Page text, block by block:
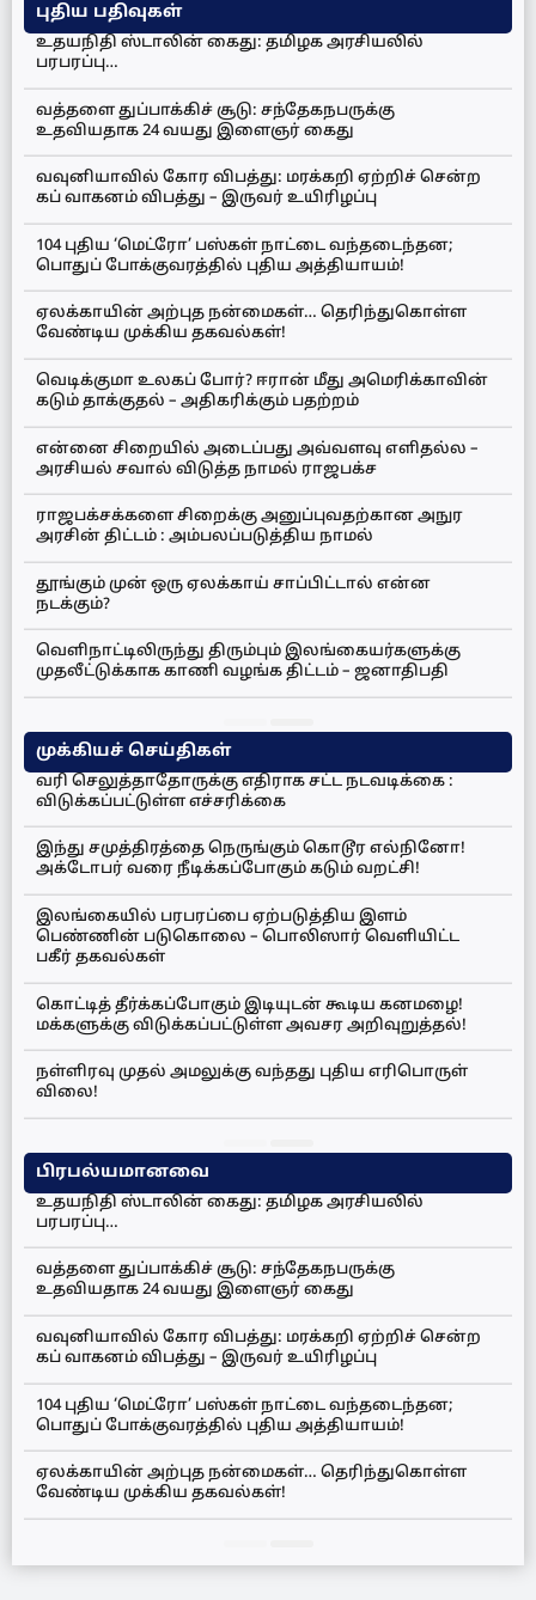
புதிய பதிவுகள்
உதயநிதி ஸ்டாலின் கைது: தமிழக அரசியலில்
பரபரப்பு…
வத்தளை துப்பாக்கிச் சூடு: சந்தேகநபருக்கு
உதவியதாக 24 வயது இளைஞர் கைது
வவுனியாவில் கோர விபத்து: மரக்கறி ஏற்றிச் சென்ற
கப் வாகனம் விபத்து – இருவர் உயிரிழப்பு
104 புதிய ‘மெட்ரோ’ பஸ்கள் நாட்டை வந்தடைந்தன;
பொதுப் போக்குவரத்தில் புதிய அத்தியாயம்!
ஏலக்காயின் அற்புத நன்மைகள்… தெரிந்துகொள்ள
வேண்டிய முக்கிய தகவல்கள்!
வெடிக்குமா உலகப் போர்? ஈரான் மீது அமெரிக்காவின்
கடும் தாக்குதல் – அதிகரிக்கும் பதற்றம்
என்னை சிறையில் அடைப்பது அவ்வளவு எளிதல்ல –
அரசியல் சவால் விடுத்த நாமல் ராஜபக்ச
ராஜபக்சக்களை சிறைக்கு அனுப்புவதற்கான அநுர
அரசின் திட்டம் : அம்பலப்படுத்திய நாமல்
தூங்கும் முன் ஒரு ஏலக்காய் சாப்பிட்டால் என்ன
நடக்கும்?
வெளிநாட்டிலிருந்து திரும்பும் இலங்கையர்களுக்கு
முதலீட்டுக்காக காணி வழங்க திட்டம் – ஜனாதிபதி
முக்கியச் செய்திகள்
வரி செலுத்தாதோருக்கு எதிராக சட்ட நடவடிக்கை :
விடுக்கப்பட்டுள்ள எச்சரிக்கை
இந்து சமுத்திரத்தை நெருங்கும் கொடூர எல்நினோ!
அக்டோபர் வரை நீடிக்கப்போகும் கடும் வறட்சி!
இலங்கையில் பரபரப்பை ஏற்படுத்திய இளம்
பெண்ணின் படுகொலை – பொலிஸார் வெளியிட்ட
பகீர் தகவல்கள்
கொட்டித் தீர்க்கப்போகும் இடியுடன் கூடிய கனமழை!
மக்களுக்கு விடுக்கப்பட்டுள்ள அவசர அறிவுறுத்தல்!
நள்ளிரவு முதல் அமலுக்கு வந்தது புதிய எரிபொருள்
விலை!
பிரபல்யமானவை
உதயநிதி ஸ்டாலின் கைது: தமிழக அரசியலில்
பரபரப்பு…
வத்தளை துப்பாக்கிச் சூடு: சந்தேகநபருக்கு
உதவியதாக 24 வயது இளைஞர் கைது
வவுனியாவில் கோர விபத்து: மரக்கறி ஏற்றிச் சென்ற
கப் வாகனம் விபத்து – இருவர் உயிரிழப்பு
104 புதிய ‘மெட்ரோ’ பஸ்கள் நாட்டை வந்தடைந்தன;
பொதுப் போக்குவரத்தில் புதிய அத்தியாயம்!
ஏலக்காயின் அற்புத நன்மைகள்… தெரிந்துகொள்ள
வேண்டிய முக்கிய தகவல்கள்!